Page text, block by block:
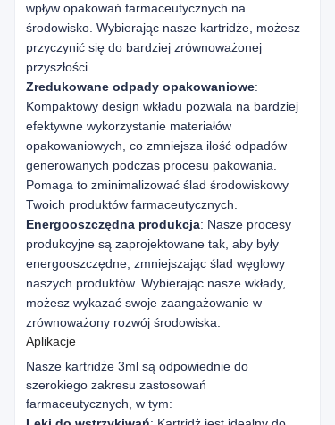
wpływ opakowań farmaceutycznych na
środowisko. Wybierając nasze kartridże, możesz
przyczynić się do bardziej zrównoważonej
przyszłości.
Zredukowane odpady opakowaniowe:
Kompaktowy design wkładu pozwala na bardziej
efektywne wykorzystanie materiałów
opakowaniowych, co zmniejsza ilość odpadów
generowanych podczas procesu pakowania.
Pomaga to zminimalizować ślad środowiskowy
Twoich produktów farmaceutycznych.
Energooszczędna produkcja: Nasze procesy
produkcyjne są zaprojektowane tak, aby były
energooszczędne, zmniejszając ślad węglowy
naszych produktów. Wybierając nasze wkłady,
możesz wykazać swoje zaangażowanie w
zrównoważony rozwój środowiska.
Aplikacje
Nasze kartridże 3ml są odpowiednie do
szerokiego zakresu zastosowań
farmaceutycznych, w tym: